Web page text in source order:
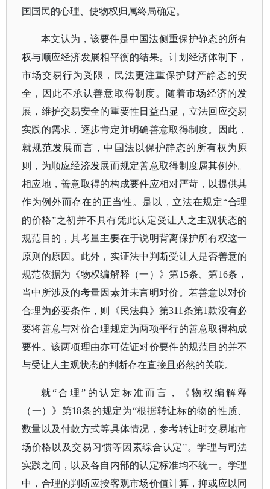
国国民的心理、使物权归属终局确定。
本文认为，该要件是中国法侧重保护静态的所有
权与顺应经济发展相平衡的结果。计划经济体制下，
市场交易行为受限，民法更注重保护财产静态的安
全，因此不承认善意取得制度。随着市场经济的发
展，维护交易安全的重要性日益凸显，立法回应交易
实践的需求，逐步肯定并明确善意取得制度。因此，
就规范发展而言，中国法以保护静态的所有权为原
则，为顺应经济发展而规定善意取得制度属其例外。
相应地，善意取得的构成要件应相对严苛，以提供其
作为例外而存在的正当性。是以，立法在规定“合理
的价格”之初并不具有凭此认定受让人之主观状态的
规范目的，其考量主要在于说明背离保护所有权这一
原则的原因。此外，实证法中判断受让人是否善意的
规范依据为《物权编解释（一）》第15条、第16条，
当中所涉及的考量因素并未言明对价。若善意以对价
合理为必要条件，则《民法典》第311条第1款没有必
要将善意与对价合理规定为两项平行的善意取得构成
要件。该两项理由亦可佐证对价要件的规范目的并不
与受让人主观状态的判断存在直接且必然的关联。
就“合理”的认定标准而言，《物权编解释
（一）》第18条的规定为“根据转让标的物的性质、
数量以及付款方式等具体情况，参考转让时交易地市
场价格以及交易习惯等因素综合认定”。学理与司法
实践之间，以及各自内部的认定标准均不统一。学理
中，合理的判断应按客观市场价值计算，抑或应以同